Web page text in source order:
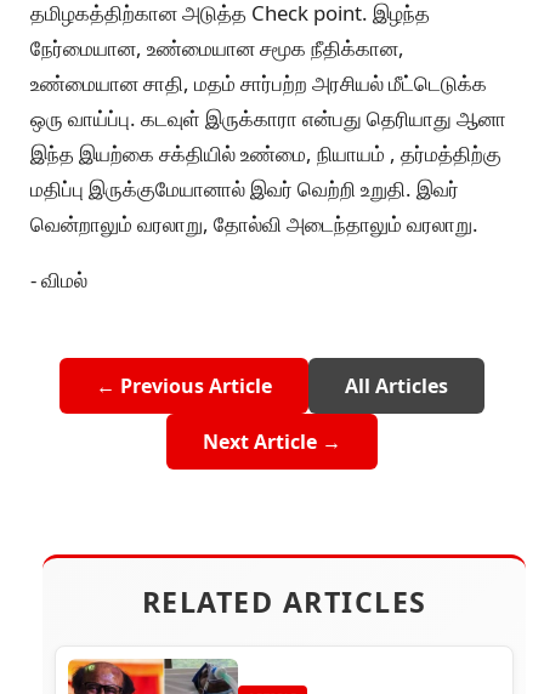
தமிழகத்திற்கான அடுத்த Check point. இழந்த
நேர்மையான, உண்மையான சமூக நீதிக்கான,
உண்மையான சாதி, மதம் சார்பற்ற அரசியல் மீட்டெடுக்க
ஒரு வாய்ப்பு. கடவுள் இருக்காரா என்பது தெரியாது ஆனா
இந்த இயற்கை சக்தியில் உண்மை, நியாயம் , தர்மத்திற்கு
மதிப்பு இருக்குமேயானால் இவர் வெற்றி உறுதி. இவர்
வென்றாலும் வரலாறு, தோல்வி அடைந்தாலும் வரலாறு.
- விமல்
← Previous Article All Articles
Next Article →
RELATED ARTICLES